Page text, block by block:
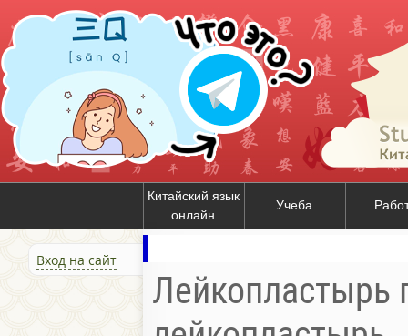
Китайский язык
онлайн
Учеба
Вход на сайт
Лейкопластырь